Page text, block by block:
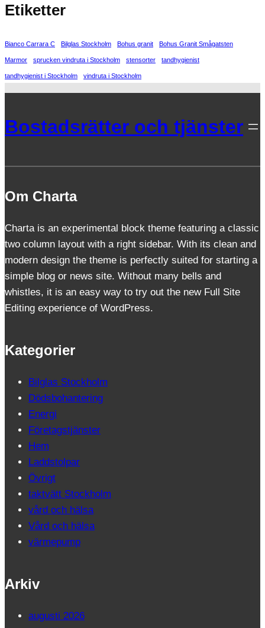
Etiketter
Bianco Carrara C Bilglas Stockholm Bohus granit Bohus Granit Smågatsten
Marmor sprucken vindruta i Stockholm stensorter tandhygienist
tandhygienist i Stockholm vindruta i Stockholm
Bostadsrätter och tjänster
Om Charta
Charta is an experimental block theme featuring a classic
two column layout with a right sidebar. With its clean and
modern design the theme is perfectly suited for starting a
simple blog or news site. Without many bells and
whistles, it is an easy way to try out the new Full Site
Editing experience of WordPress.
Kategorier
Bilglas Stockholm
Dödsbohantering
Energi
Företagstjänster
Hem
Laddstolpar
Övrigt
taktvätt Stockholm
vård och hälsa
Vård och hälsa
värmepump
Arkiv
augusti 2026